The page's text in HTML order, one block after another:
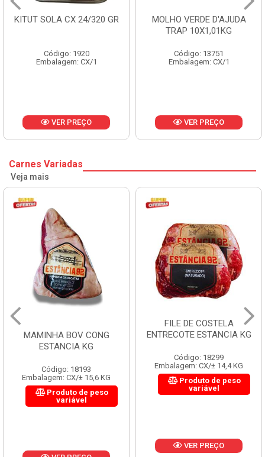
MOLHO VERDE D'AJUDA
Código: 13751
Embalagem: CX/1
VER PREÇO
FRUTAS CRISTALIZADAS
CX 10KG
Código: 1785
Embalagem: KG/10
VER PREÇO
Carnes Variadas
Veja mais
MAMINHA BOV CONG
ESTANCIA KG
Código: 18193
Embalagem: CX/± 15,6 KG
Produto de peso
variável
FILE DE COSTELA
ENTRECOTE ESTANCIA KG
Código: 18299
Embalagem: CX/± 14,4 KG
Produto de peso
variável
VER PREÇO